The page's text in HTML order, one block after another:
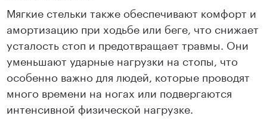
Мягкие стельки также обеспечивают комфорт и
амортизацию при ходьбе или беге, что снижает
усталость стоп и предотвращает травмы. Они
уменьшают ударные нагрузки на стопы, что
особенно важно для людей, которые проводят
много времени на ногах или подвергаются
интенсивной физической нагрузке.